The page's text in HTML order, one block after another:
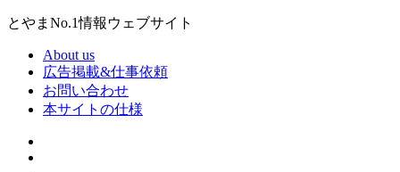
とやまNo.1情報ウェブサイト
About us
広告掲載&仕事依頼
お問い合わせ
本サイトの仕様